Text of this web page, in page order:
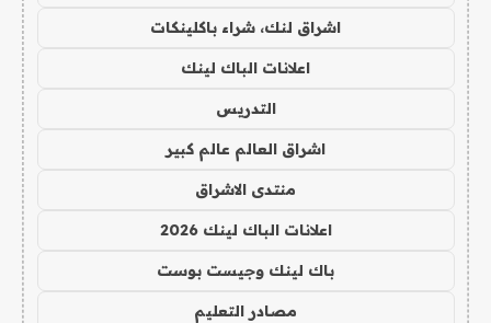
اشراق لنك، شراء باكلينكات
اعلانات الباك لينك
التدريس
اشراق العالم عالم كبير
منتدى الاشراق
اعلانات الباك لينك 2026
باك لينك وجيست بوست
مصادر التعليم